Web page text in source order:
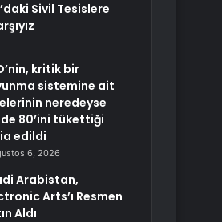
Sivil Tesislere
kritik bir
sistemine ait
neredeyse
80’ini tükettiği
edildi
6, 2026
Arabistan,
Arts’ı Resmen
Aldı